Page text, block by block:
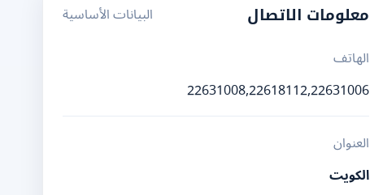
معلومات الاتصال
البيانات الأساسية
الهاتف
22631008,22618112,22631006
العنوان
الكويت